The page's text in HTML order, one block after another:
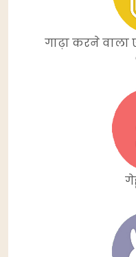
गाढ़ा करने वाला